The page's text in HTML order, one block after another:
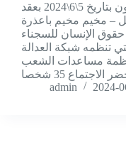
قامت منظمة غصن الزيتون بتاريخ 5\6\2024 بعقد
– مخيم مخيم باعذرة
الإنسان للسجناء
تنظمه شبكة العدالة
مساعدات الشعب
admin
2024-